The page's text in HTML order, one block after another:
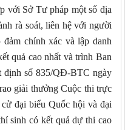
với Sở Tư pháp một số địa
rà soát, liên hệ với người
chính xác và lập danh
quả cao nhất và trình Ban
định số 835/QĐ-BTC ngày
giải thưởng Cuộc thi trực
đại biểu Quốc hội và đại
sinh có kết quả dự thi cao